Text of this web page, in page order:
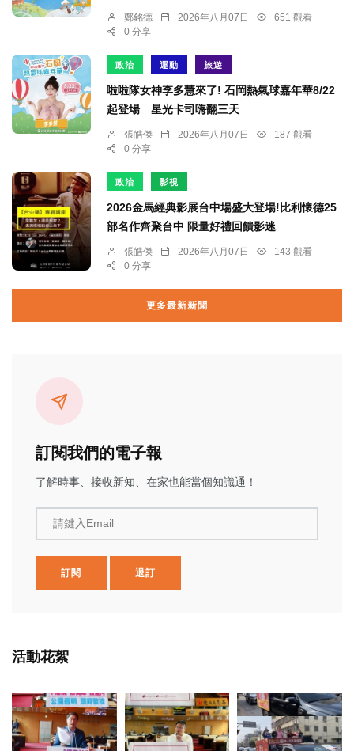
鄭銘德 2026年八月07日
651 觀看
0 分享
政治 運動 旅遊
啦啦隊女神李多慧來了! 石岡熱氣球嘉年華8/22
起登場 星光卡司嗨翻三天
張皓傑 2026年八月07日
187 觀看
0 分享
政治 影視
2026金馬經典影展台中場盛大登場!比利懷德25
部名作齊聚台中 限量好禮回饋影迷
張皓傑 2026年八月07日
143 觀看
0 分享
更多最新新聞
訂閱我們的電子報
了解時事、接收新知、在家也能當個知識通！
請鍵入Email
訂閱 退訂
活動花絮